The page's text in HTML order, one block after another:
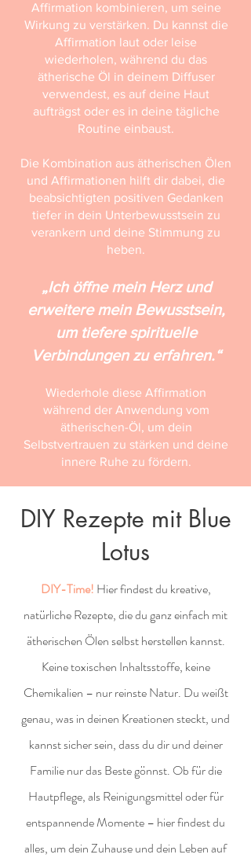
Affirmation kombinieren, um seine
Wirkung zu verstärken. Du kannst die
Affirmation laut oder leise
wiederholen, während du das
ätherische Öl in deinem Diffuser
verwendest, es auf deine Haut
aufträgst oder es in deine tägliche
Routine einbaust.
Die Kombination aus ätherischen Ölen
und Affirmationen hilft dir dabei, die
beabsichtigten positiven Gedanken
tiefer in dein Unterbewusstsein zu
verankern und deine Stimmung zu
heben.
„Ich öffne mein Herz und
erweitere mein Bewusstsein,
um tiefere spirituelle
Verbindungen zu erfahren.“
Wiederhole diese Affirmation
während der Anwendung vom
ätherischen-Öl, um dein
Selbstvertrauen zu stärken und deine
innere Ruhe zu fördern.
DIY Rezepte mit Blue
Lotus
DIY-Time! Hier findest du kreative,
natürliche Rezepte, die du ganz einfach mit
ätherischen Ölen selbst herstellen kannst.
Keine toxischen Inhaltsstoffe, keine
Chemikalien – nur reinste Natur. Du weißt
genau, was in deinen Kreationen steckt, und
kannst sicher sein, dass du dir und deiner
Familie nur das Beste gönnst. Ob für die
Hautpflege, als Reinigungsmittel oder für
entspannende Momente – hier findest du
alles, um dein Zuhause und dein Leben auf